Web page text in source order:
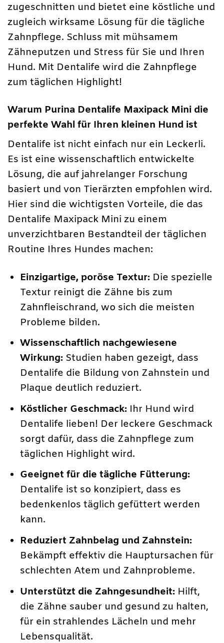
zugeschnitten und bietet eine köstliche und
zugleich wirksame Lösung für die tägliche
Zahnpflege. Schluss mit mühsamem
Zähneputzen und Stress für Sie und Ihren
Hund. Mit Dentalife wird die Zahnpflege
zum täglichen Highlight!
Warum Purina Dentalife Maxipack Mini die
perfekte Wahl für Ihren kleinen Hund ist
Dentalife ist nicht einfach nur ein Leckerli.
Es ist eine wissenschaftlich entwickelte
Lösung, die auf jahrelanger Forschung
basiert und von Tierärzten empfohlen wird.
Hier sind die wichtigsten Vorteile, die das
Dentalife Maxipack Mini zu einem
unverzichtbaren Bestandteil der täglichen
Routine Ihres Hundes machen:
Einzigartige, poröse Textur: Die spezielle
Textur reinigt die Zähne bis zum
Zahnfleischrand, wo sich die meisten
Probleme bilden.
Wissenschaftlich nachgewiesene
Wirkung: Studien haben gezeigt, dass
Dentalife die Bildung von Zahnstein und
Plaque deutlich reduziert.
Köstlicher Geschmack: Ihr Hund wird
Dentalife lieben! Der leckere Geschmack
sorgt dafür, dass die Zahnpflege zum
täglichen Highlight wird.
Geeignet für die tägliche Fütterung:
Dentalife ist so konzipiert, dass es
bedenkenlos täglich gefüttert werden
kann.
Reduziert Zahnbelag und Zahnstein:
Bekämpft effektiv die Hauptursachen für
schlechten Atem und Zahnprobleme.
Unterstützt die Zahngesundheit: Hilft,
die Zähne sauber und gesund zu halten,
für ein strahlendes Lächeln und mehr
Lebensqualität.